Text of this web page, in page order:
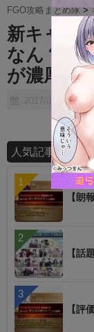
FGO攻略まとめ隊 >
新キャラ
なん？
が濃厚で
2017/06/28
人気記事ランキ
【朗
【話
【評